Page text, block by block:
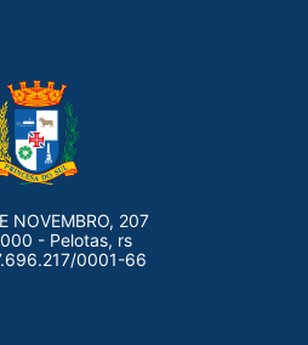
NOVEMBRO, 207
- Pelotas, rs
0001-66